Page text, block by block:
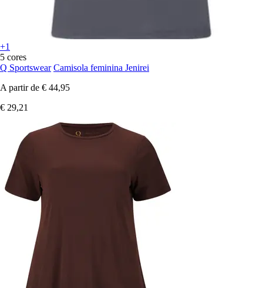
+1
5 cores
Q Sportswear Camisola feminina Jenirei
A partir de € 44,95
€ 29,21